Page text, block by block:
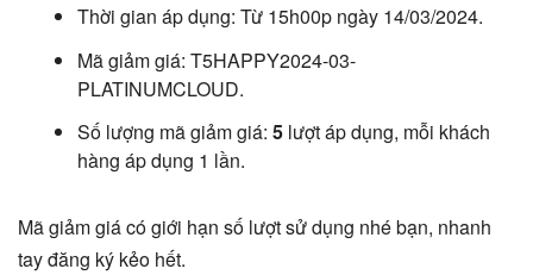
Thời gian áp dụng: Từ 15h00p ngày 14/03/2024.
Mã giảm giá: T5HAPPY2024-03-
PLATINUMCLOUD.
Số lượng mã giảm giá: 5lượt áp dụng, mỗi khách
hàng áp dụng 1 lần.
Mã giảm giá có giới hạn số lượt sử dụng nhé bạn, nhanh
tay đăng ký kẻo hết.